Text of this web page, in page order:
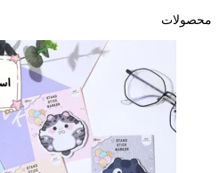
محصولات